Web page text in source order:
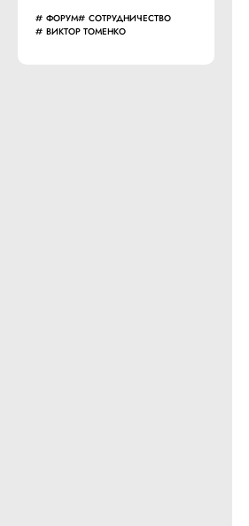
ФОРУМ
СОТРУДНИЧЕСТВО
ВИКТОР ТОМЕНКО